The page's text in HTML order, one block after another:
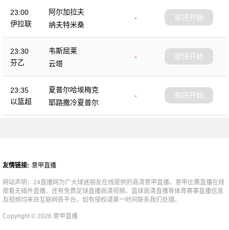
23:00
伊拉联
阿尔加拉夫
-
纳夫特米桑
即将开始
23:30
芬乙
韦斯屈莱
-
云塔
即将开始
23:35
以篮超
夏普尔哈埃梅克
-
耶路撒冷夏普尔
即将开始
友情链接: 意甲直播
网站声明：24直播网为广大球迷朋友在线提供的高清意甲直播、意甲比赛直播在线
观看无插件直播、还有免费足球直播高清视频、篮球高清直播等体育赛事直播信息
及视频均来自互联网各平台，如有侵权请第一时间联系我们处理。
Copyright © 2026 意甲直播